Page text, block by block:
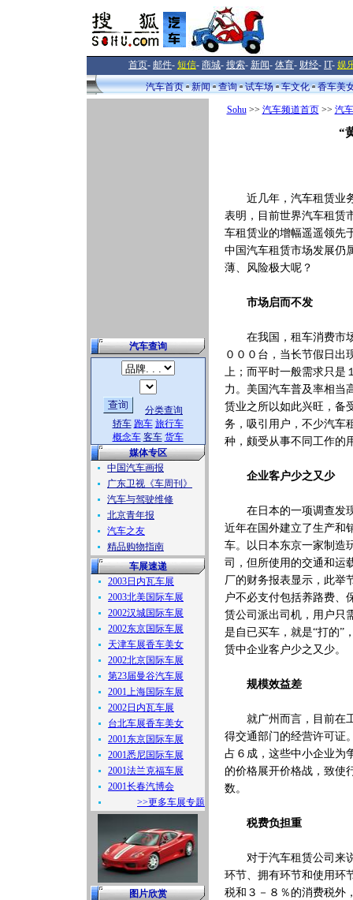
首页- 邮件- 短信- 商城- 搜索- 新闻- 体育- 财经- IT- 娱
汽车首页
新闻 查询 试车场 车文化 香车美
汽车查询
分类查询
轿车 跑车 旅行车
概念车 客车 货车
媒体专区
中国汽车画报
广东卫视《车周刊》
汽车与驾驶维修
北京青年报
汽车之友
精品购物指南
车展速递
2003日内瓦车展
2003北美国际车展
2002汉城国际车展
2002东京国际车展
天津车展香车美女
2002北京国际车展
第23届曼谷汽车展
2001上海国际车展
2002日内瓦车展
台北车展香车美女
2001东京国际车展
2001悉尼国际车展
2001法兰克福车展
2001长春汽博会
>>更多车展专题
图片欣赏
Sohu>> 汽车频道首页>> 汽
“
近几年，汽车租赁业务
表明，目前世界汽车租赁
车租赁业的增幅遥遥领先
中国汽车租赁市场发展仍
薄、风险极大呢？
市场启而不发
在我国，租车消费市场
０００台，当长节假日出
上；而平时一般需求只是
力。美国汽车普及率相当
赁业之所以如此兴旺，备
务，吸引用户，不少汽车
种，颇受从事不同工作的
企业客户少之又少
在日本的一项调查发现
近年在国外建立了生产和
车。以日本东京一家制造
司，但所使用的交通和运
厂的财务报表显示，此举
户不必支付包括养路费、
赁公司派出司机，用户只
是自已买车，就是“打的”
赁中企业客户少之又少。
规模效益差
就广州而言，目前在工
得交通部门的经营许可证
占６成，这些中小企业为
的价格展开价格战，致使
数。
税费负担重
对于汽车租赁公司来说
环节、拥有环节和使用环
税和３－８％的消费税外